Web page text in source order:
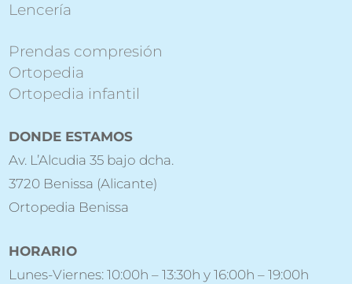
Lencería
Prendas compresión
Ortopedia
Ortopedia infantil
DONDE ESTAMOS
Av. L’Alcudia 35 bajo dcha.
3720 Benissa (Alicante)
Ortopedia Benissa
HORARIO
Lunes-Viernes: 10:00h – 13:30h y 16:00h – 19:00h